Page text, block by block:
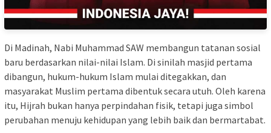
Di Madinah, Nabi Muhammad SAW membangun tatanan sosial
baru berdasarkan nilai-nilai Islam. Di sinilah masjid pertama
dibangun, hukum-hukum Islam mulai ditegakkan, dan
masyarakat Muslim pertama dibentuk secara utuh. Oleh karena
itu, Hijrah bukan hanya perpindahan fisik, tetapi juga simbol
perubahan menuju kehidupan yang lebih baik dan bermartabat.